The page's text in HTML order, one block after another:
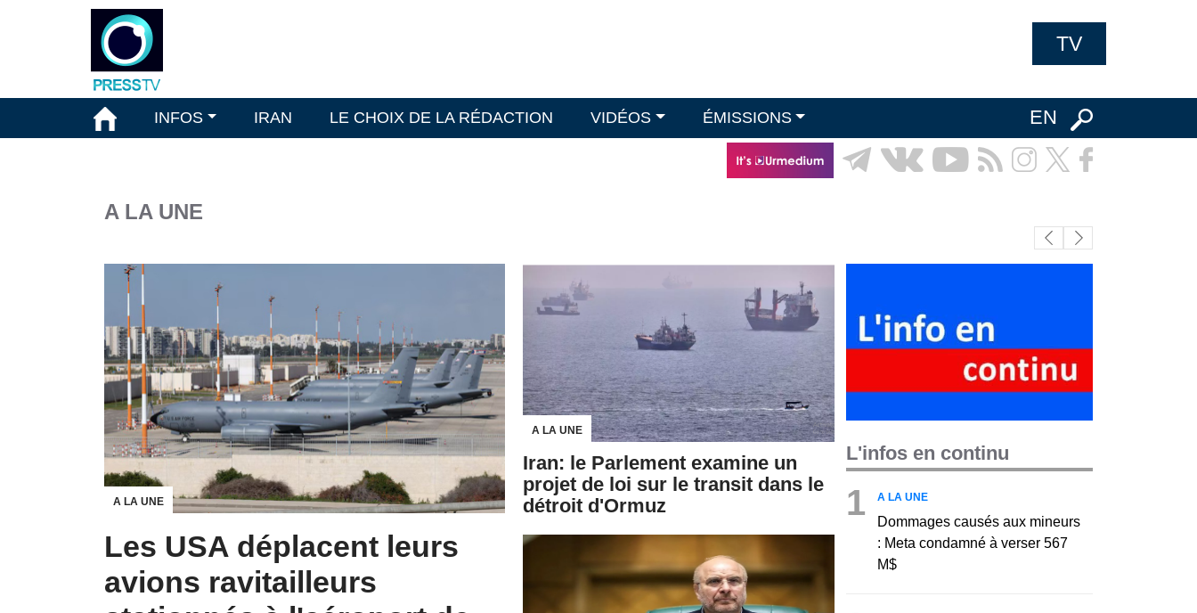
TV
INFOS IRAN LE CHOIX DE LA RÉDACTION VIDÉOS ÉMISSIONS EN
A LA UNE
A LA UNE
Les USA déplacent leurs
avions ravitailleurs
A LA UNE
Iran: le Parlement examine un
projet de loi sur le transit dans le
détroit d'Ormuz
L'infos en continu
1 A LA UNE
Dommages causés aux mineurs
: Meta condamné à verser 567
M$